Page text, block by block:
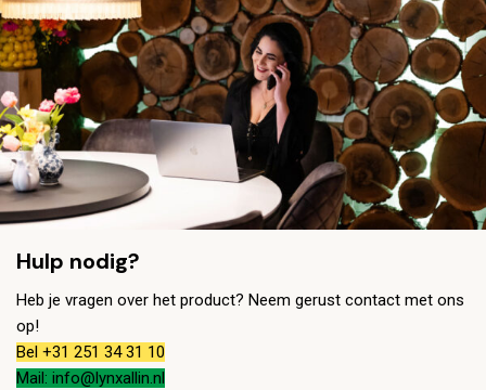
Hulp nodig?
Heb je vragen over het product? Neem gerust contact met ons
op!
Bel +31 251 34 31 10
Mail: info@lynxallin.nl